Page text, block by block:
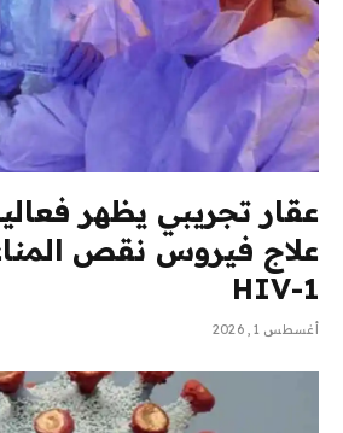
عقار تجريبي يظهر
علاج فيروس نقص
HIV-1
أغسطس 1, 2026